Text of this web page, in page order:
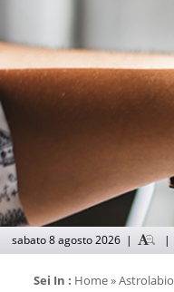
sabato 8 agosto 2026 | |
Sei In : Home»Astrolabio